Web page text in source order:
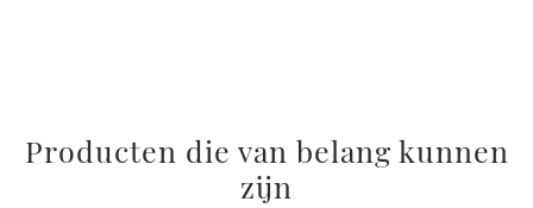
Producten die van belang kunnen
zijn